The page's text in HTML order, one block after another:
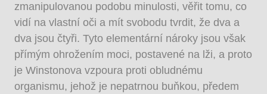
zmanipulovanou podobu minulosti, věřit tomu, co
vidí na vlastní oči a mít svobodu tvrdit, že dva a
dva jsou čtyři. Tyto elementární nároky jsou však
přímým ohrožením moci, postavené na lži, a proto
je Winstonova vzpoura proti obludnému
organismu, jehož je nepatrnou buňkou, předem